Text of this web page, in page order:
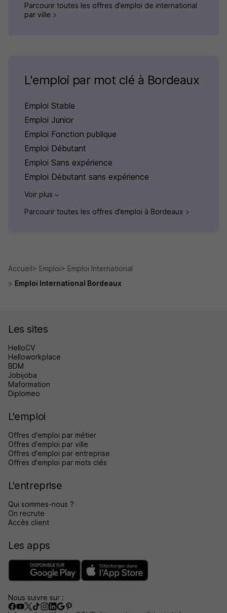
Parcourir toutes les offres d’emploi de international
par ville
L'emploi par mot clé à Bordeaux
Emploi Stable
Emploi Junior
Emploi Fonction publique
Emploi Débutant
Emploi Sans expérience
Emploi Débutant sans expérience
Voir plus
Parcourir toutes les offres d’emploi à Bordeaux
Accueil Emploi
Emploi International
Emploi International Bordeaux
Les sites
HelloCV
Helloworkplace
BDM
Jobijoba
Maformation
Diplomeo
L'emploi
Offres d'emploi par métier
Offres d'emploi par ville
Offres d'emploi par entreprise
Offres d'emploi par mots clés
L'entreprise
Qui sommes-nous ?
On recrute
Accès client
Les apps
Nous suivre sur :